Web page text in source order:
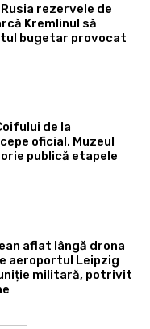
rezervele de
Kremlinul să
bugetar provocat
de la
oficial. Muzeul
publică etapele
aflat lângă drona
aeroportul Leipzig
militară, potrivit